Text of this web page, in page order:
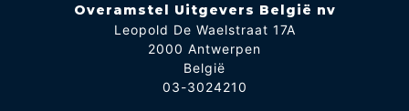
Overamstel Uitgevers België nv
Leopold De Waelstraat 17A
2000 Antwerpen
België
03-3024210